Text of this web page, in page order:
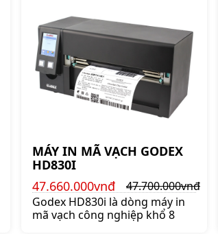
MÁY IN MÃ VẠCH GODEX
HD830I
47.660.000vnđ
47.700.000vnđ
Godex HD830i là dòng máy in
mã vạch công nghiệp khổ 8